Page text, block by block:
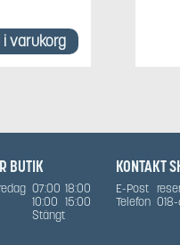
i varukorg
BUTIK
07:00 18:00
10:00 15:00
Stängt
KONTAKT
E-Post
Telefon